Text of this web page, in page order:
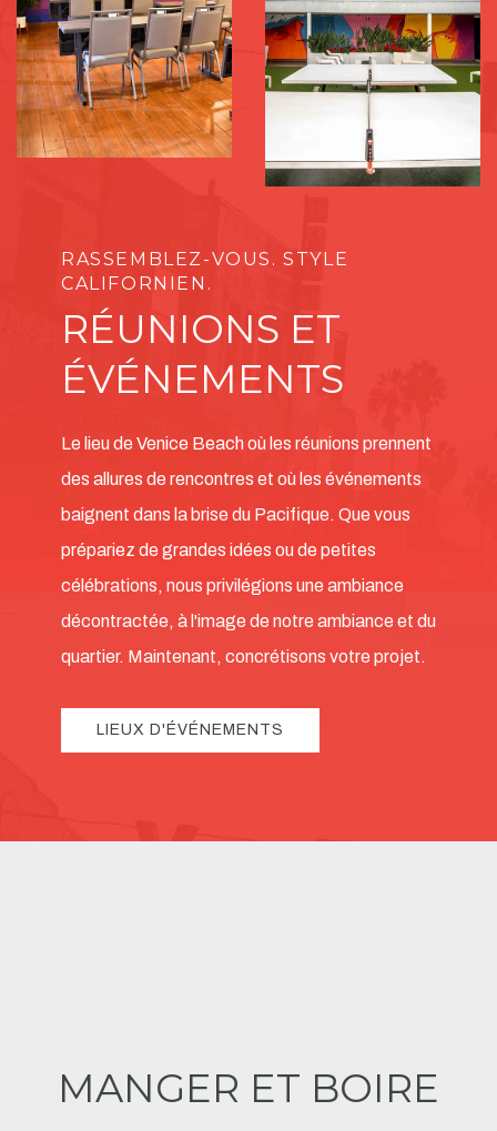
RASSEMBLEZ-VOUS. STYLE
CALIFORNIEN.
RÉUNIONS ET
ÉVÉNEMENTS
Le lieu de Venice Beach où les réunions prennent
des allures de rencontres et où les événements
baignent dans la brise du Pacifique. Que vous
prépariez de grandes idées ou de petites
célébrations, nous privilégions une ambiance
décontractée, à l'image de notre ambiance et du
quartier. Maintenant, concrétisons votre projet.
LIEUX D'ÉVÉNEMENTS
MANGER ET BOIRE